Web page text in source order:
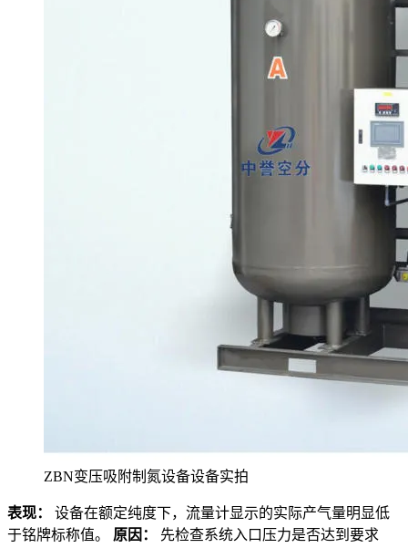
ZBN变压吸附制氮设备设备实拍
表现：
设备在额定纯度下，流量计显示的实际产气量明显低
于铭牌标称值。 原因：
先检查系统入口压力是否达到要求